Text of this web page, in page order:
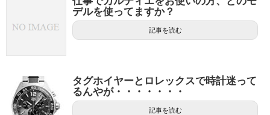
デルを使ってますか？
記事を読む
タグホイヤーとロレックスで時計迷って
るんやが・・・・・・・
記事を読む